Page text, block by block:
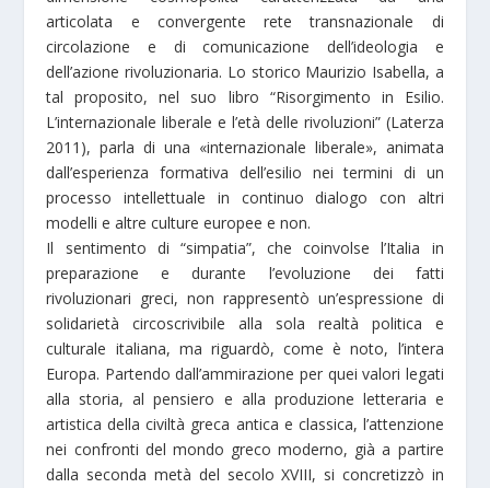
articolata e convergente rete transnazionale di
circolazione e di comunicazione dell’ideologia e
dell’azione rivoluzionaria. Lo storico Maurizio Isabella, a
tal proposito, nel suo libro “Risorgimento in Esilio.
L’internazionale liberale e l’età delle rivoluzioni” (Laterza
2011), parla di una «internazionale liberale», animata
dall’esperienza formativa dell’esilio nei termini di un
processo intellettuale in continuo dialogo con altri
modelli e altre culture europee e non.
Il sentimento di “simpatia”, che coinvolse l’Italia in
preparazione e durante l’evoluzione dei fatti
rivoluzionari greci, non rappresentò un’espressione di
solidarietà circoscrivibile alla sola realtà politica e
culturale italiana, ma riguardò, come è noto, l’intera
Europa. Partendo dall’ammirazione per quei valori legati
alla storia, al pensiero e alla produzione letteraria e
artistica della civiltà greca antica e classica, l’attenzione
nei confronti del mondo greco moderno, già a partire
dalla seconda metà del secolo XVIII, si concretizzò in